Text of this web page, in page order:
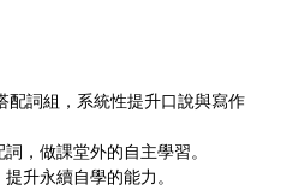
配詞組，系統性提升口說與寫作
，做課堂外的自主學習。
升永續自學的能力。